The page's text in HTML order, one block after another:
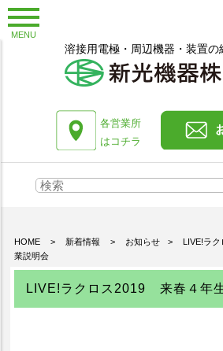
溶接用電極・周辺機器・装置の
各営業所
はコチラ
MENU
お知らせ
コラム
プレスリリース
会社情報
会社概要
トップメッセージ
HOME > 新着情報 > お知らせ >
LIVE!ラ
業説明会
LIVE!ラクロス2019 来春４年